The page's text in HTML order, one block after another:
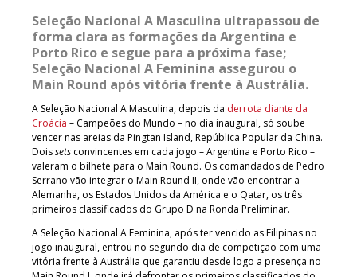
Seleção Nacional A Masculina ultrapassou de
forma clara as formações da Argentina e
Porto Rico e segue para a próxima fase;
Seleção Nacional A Feminina assegurou o
Main Round após vitória frente à Austrália.
A Seleção Nacional A Masculina, depois da derrota diante da
Croácia – Campeões do Mundo – no dia inaugural, só soube
vencer nas areias da Pingtan Island, República Popular da China.
Doissets convincentes em cada jogo – Argentina e Porto Rico –
valeram o bilhete para o Main Round. Os comandados de Pedro
Serrano vão integrar o Main Round II, onde vão encontrar a
Alemanha, os Estados Unidos da América e o Qatar, os três
primeiros classificados do Grupo D na Ronda Preliminar.
A Seleção Nacional A Feminina, após ter vencido as Filipinas no
jogo inaugural, entrou no segundo dia de competição com uma
vitória frente à Austrália que garantiu desde logo a presença no